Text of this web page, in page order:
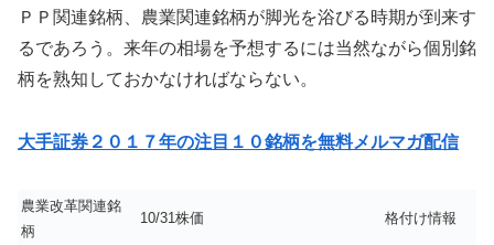
ＰＰ関連銘柄、農業関連銘柄が脚光を浴びる時期が到来す
るであろう。来年の相場を予想するには当然ながら個別銘
柄を熟知しておかなければならない。
大手証券２０１７年の注目１０銘柄を無料メルマガ配信
農業改革関連銘
柄
10/31株価 格付け情報